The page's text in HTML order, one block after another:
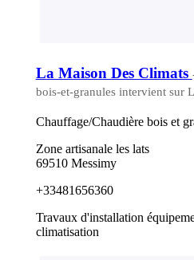
La Maison Des Climats
bois-et-granules intervient sur
Chauffage/Chaudière bois et
Zone artisanale les lats
69510 Messimy
+33481656360
Travaux d'installation
climatisation